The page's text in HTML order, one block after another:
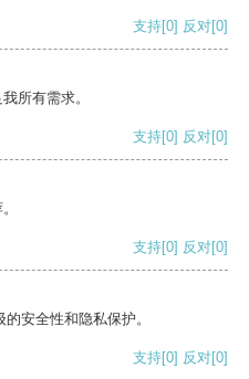
支持[0] 反对[0]
所有需求。
支持[0] 反对[0]
支持[0] 反对[0]
安全性和隐私保护。
支持[0] 反对[0]